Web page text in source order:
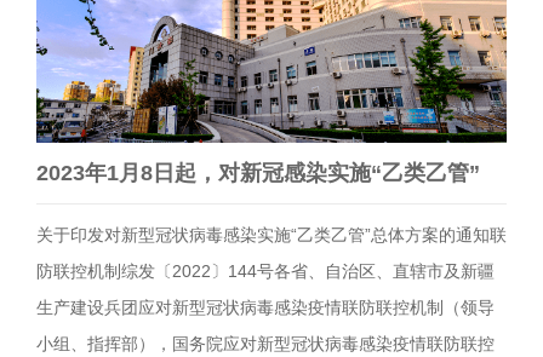
2023年1月8日起，对新冠感染实施“乙类乙管”
关于印发对新型冠状病毒感染实施“乙类乙管”总体方案的通知联
防联控机制综发〔2022〕144号各省、自治区、直辖市及新疆
生产建设兵团应对新型冠状病毒感染疫情联防联控机制（领导
小组、指挥部），国务院应对新型冠状病毒感染疫情联防联控